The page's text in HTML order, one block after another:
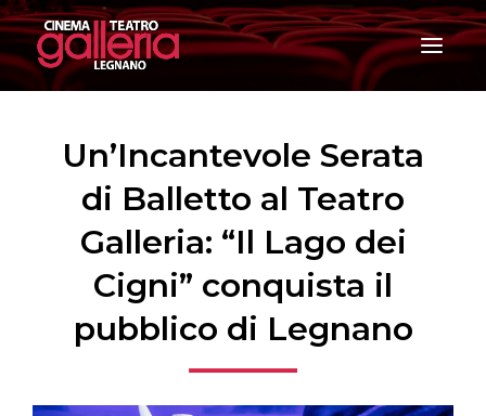
T
o
n
Un’Incantevole Serata
di Balletto al Teatro
Galleria: “Il Lago dei
Cigni” conquista il
pubblico di Legnano